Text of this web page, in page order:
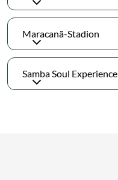
Maracanã-Stadion
Samba Soul Experience